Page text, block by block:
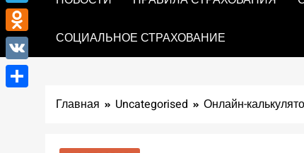
СОЦИАЛЬНОЕ СТРАХОВАНИЕ
Главная Uncategorised Онлайн-
Telegram
Odnoklassniki
VK
Отправить